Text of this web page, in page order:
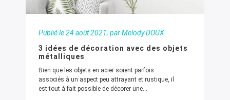
Publié le24 août 2021, par Melody DOUX
3 idées de décoration avec des objets
métalliques
Bien que les objets en acier soient parfois
associés à un aspect peu attrayant et rustique, il
est tout à fait possible de décorer une...